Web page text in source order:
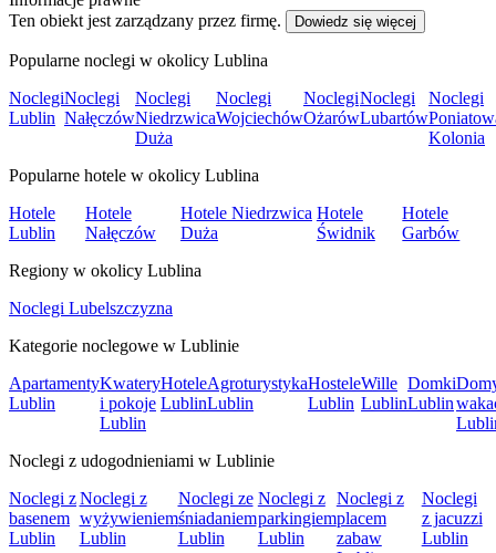
Ten obiekt jest zarządzany przez firmę.
Dowiedz się więcej
Popularne noclegi w okolicy Lublina
Noclegi
Lublin
Noclegi
Nałęczów
Noclegi
Niedrzwica
Duża
Noclegi
Wojciechów
Noclegi
Ożarów
Noclegi
Lubartów
Noclegi
Kolonia
Popularne hotele w okolicy Lublina
Hotele
Lublin
Hotele
Nałęczów
Hotele Niedrzwica
Duża
Hotele
Świdnik
Hotele
Garbów
Regiony w okolicy Lublina
Noclegi Lubelszczyzna
Kategorie noclegowe w Lublinie
Apartamenty
Lublin
Kwatery
i pokoje
Lublin
Hotele
Lublin
Agroturystyka
Lublin
Hostele
Lublin
Wille
Lublin
Domki
Lublin
Noclegi z udogodnieniami w Lublinie
Noclegi z
basenem
Lublin
Noclegi z
wyżywieniem
Lublin
Noclegi ze
śniadaniem
Lublin
Noclegi z
parkingiem
Lublin
Noclegi z
placem
zabaw
Noclegi
z jacuzzi
Lublin